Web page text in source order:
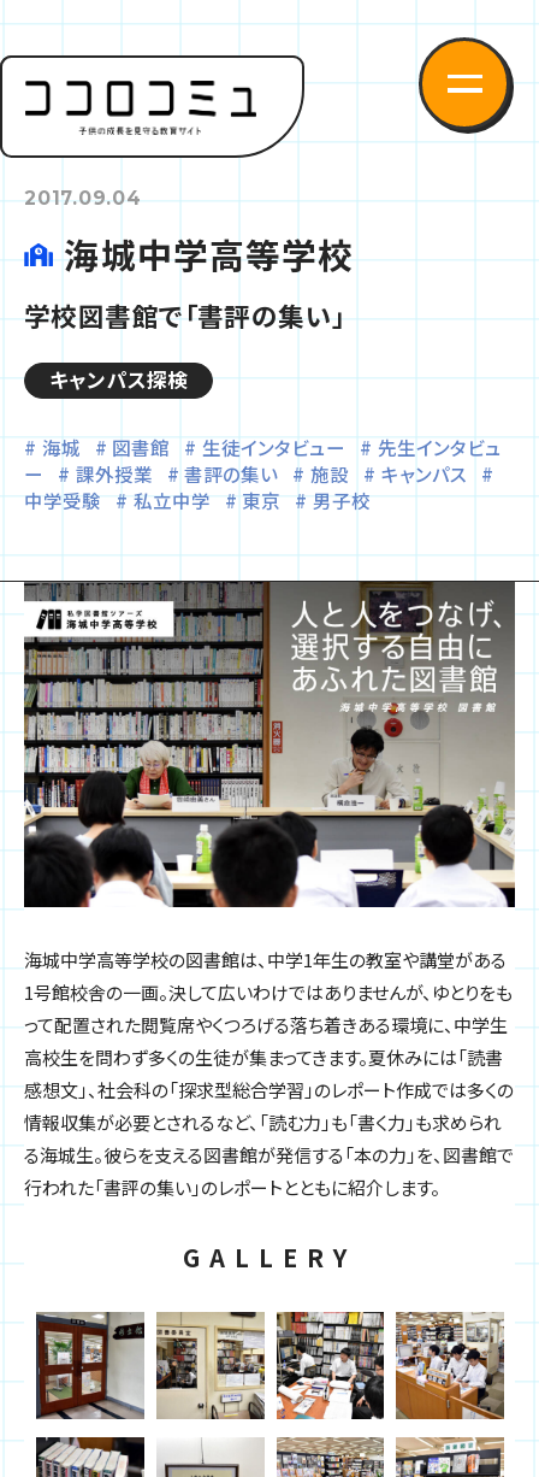
2017.09.04
海城中学高等学校
学校図書館で「書評の集い」
キャンパス探検
海城 図書館 生徒インタビュー
先生インタビュ
ー
課外授業 書評の集い 施設
キャンパス
中学受験
私立中学 東京 男子校
海城中学高等学校の図書館は、中学1年生の教室や講堂がある
1号館校舎の一画。決して広いわけではありませんが、ゆとりをも
って配置された閲覧席やくつろげる落ち着きある環境に、中学生
高校生を問わず多くの生徒が集まってきます。夏休みには「読書
感想文」、社会科の「探求型総合学習」のレポート作成では多くの
情報収集が必要とされるなど、「読む力」も「書く力」も求められ
る海城生。彼らを支える図書館が発信する「本の力」を、図書館で
行われた「書評の集い」のレポートとともに紹介します。
GALLERY